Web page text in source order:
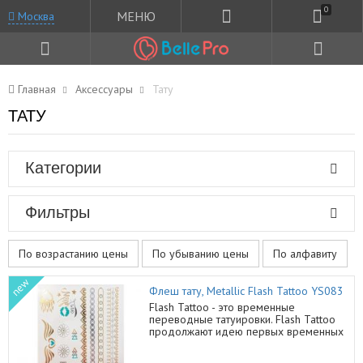
Москва МЕНЮ 0
Главная Аксессуары Тату
ТАТУ
Категории
Фильтры
По возрастанию цены По убыванию цены По алфавиту
new
Флеш тату, Metallic Flash Tattoo YS083
Flash Tattoo - это временные
переводные татуировки. Flash Tattoo
продолжают идею первых временных